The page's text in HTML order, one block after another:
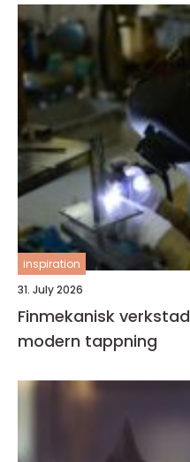
inspiration
31. July 2026
Finmekanisk verkstad precisionshantverk i
modern tappning